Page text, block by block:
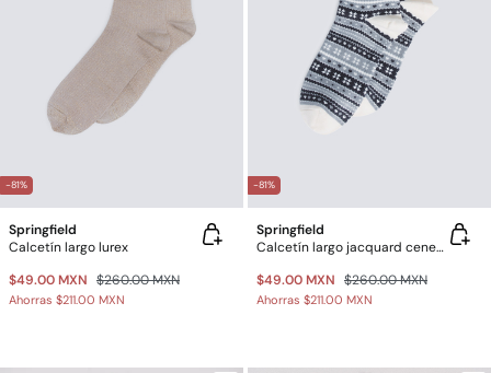
-81%
Springfield
Calcetín largo lurex
$49.00 MXN $260.00 MXN
Ahorras $211.00 MXN
-81%
Springfield
Calcetín largo jacquard cenefas
$49.00 MXN $260.00 MXN
Ahorras $211.00 MXN